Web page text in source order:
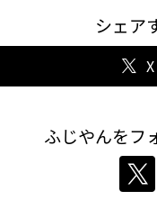
シェア
X
ふじやんをフ